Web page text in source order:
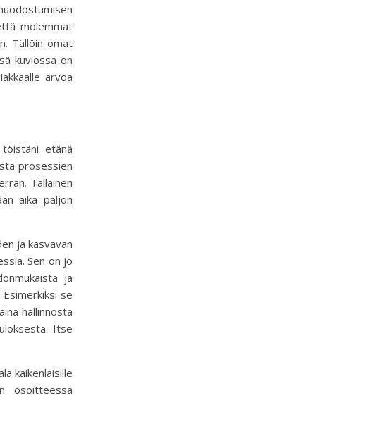
molemmat
Tällöin omat
kuviossa on
arvoa
etänä
prosessien
Tällainen
aika paljon
ja kasvavan
Sen on jo
ja
se
hallinnosta
Itse
kaikenlaisille
osoitteessa